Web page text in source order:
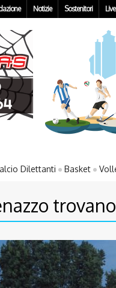
Notizie Sostenitori Live
Dilettanti Basket